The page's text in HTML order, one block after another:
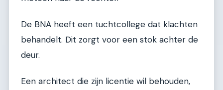
De BNA heeft een tuchtcollege dat klachten
behandelt. Dit zorgt voor een stok achter de
deur.
Een architect die zijn licentie wil behouden,